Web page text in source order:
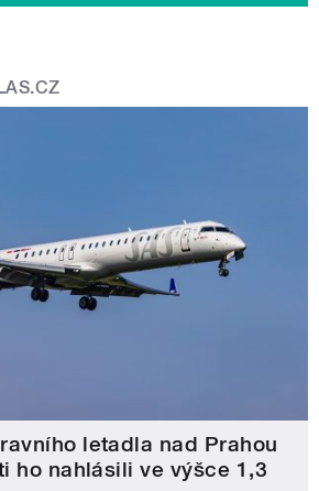
letadla nad Prahou
ho nahlásili ve výšce 1,3